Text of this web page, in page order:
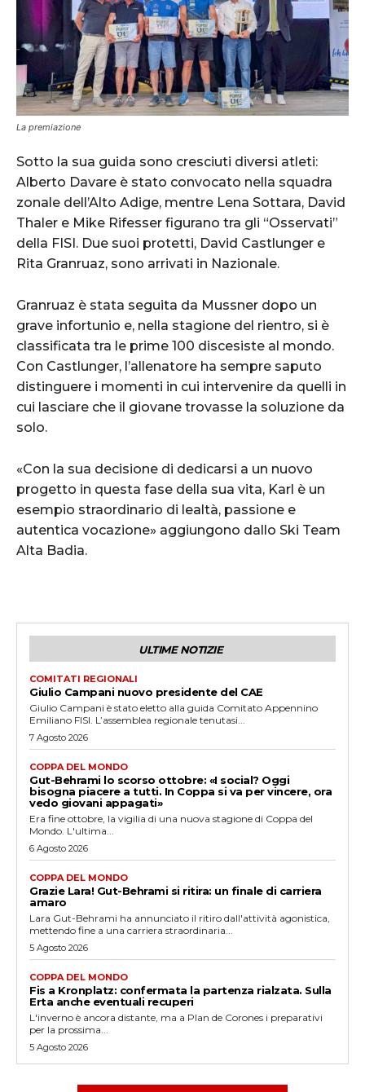
La premiazione
Sotto la sua guida sono cresciuti diversi atleti:
Alberto Davare è stato convocato nella squadra
zonale dell’Alto Adige, mentre Lena Sottara, David
Thaler e Mike Rifesser figurano tra gli “Osservati”
della FISI. Due suoi protetti, David Castlunger e
Rita Granruaz, sono arrivati in Nazionale.
Granruaz è stata seguita da Mussner dopo un
grave infortunio e, nella stagione del rientro, si è
classificata tra le prime 100 discesiste al mondo.
Con Castlunger, l’allenatore ha sempre saputo
distinguere i momenti in cui intervenire da quelli in
cui lasciare che il giovane trovasse la soluzione da
solo.
«Con la sua decisione di dedicarsi a un nuovo
progetto in questa fase della sua vita, Karl è un
esempio straordinario di lealtà, passione e
autentica vocazione» aggiungono dallo Ski Team
Alta Badia.
ULTIME NOTIZIE
COMITATI REGIONALI
Giulio Campani nuovo presidente del CAE
Giulio Campani è stato eletto alla guida Comitato Appennino
Emiliano FISI. L’assemblea regionale tenutasi...
7 Agosto 2026
COPPA DEL MONDO
Gut-Behrami lo scorso ottobre: «I social? Oggi
bisogna piacere a tutti. In Coppa si va per vincere, ora
vedo giovani appagati»
Era fine ottobre, la vigilia di una nuova stagione di Coppa del
Mondo. L'ultima...
6 Agosto 2026
COPPA DEL MONDO
Grazie Lara! Gut-Behrami si ritira: un finale di carriera
amaro
Lara Gut-Behrami ha annunciato il ritiro dall'attività agonistica,
mettendo fine a una carriera straordinaria...
5 Agosto 2026
COPPA DEL MONDO
Fis a Kronplatz: confermata la partenza rialzata. Sulla
Erta anche eventuali recuperi
L'inverno è ancora distante, ma a Plan de Corones i preparativi
per la prossima...
5 Agosto 2026